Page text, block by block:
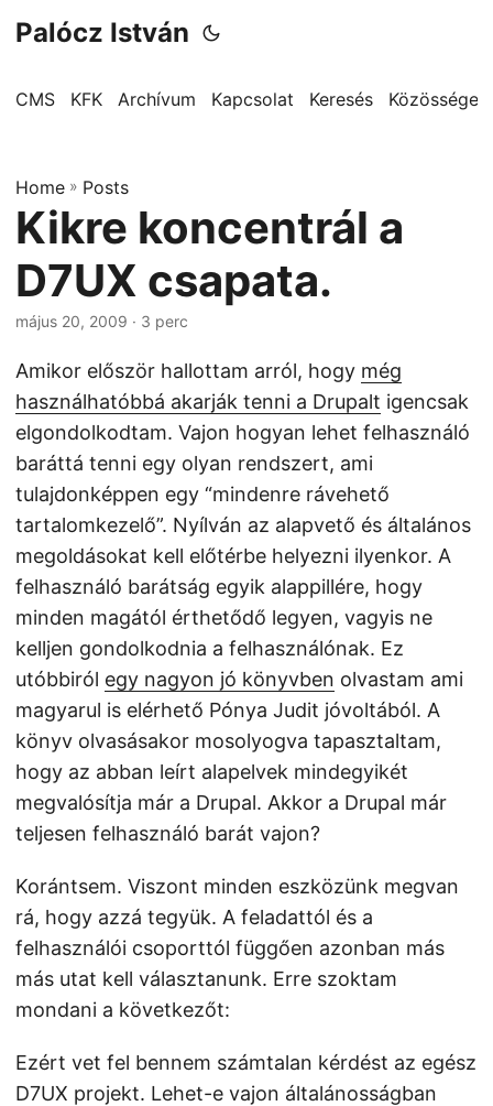
Palócz István
CMS KFK Archívum Kapcsolat Keresés Közösségek
Home » Posts
Kikre koncentrál a
D7UX csapata.
május 20, 2009 · 3 perc
Amikor először hallottam arról, hogy még
használhatóbbá akarják tenni a Drupalt igencsak
elgondolkodtam. Vajon hogyan lehet felhasználó
baráttá tenni egy olyan rendszert, ami
tulajdonképpen egy “mindenre rávehető
tartalomkezelő”. Nyílván az alapvető és általános
megoldásokat kell előtérbe helyezni ilyenkor. A
felhasználó barátság egyik alappillére, hogy
minden magától érthetődő legyen, vagyis ne
kelljen gondolkodnia a felhasználónak. Ez
utóbbiról egy nagyon jó könyvben olvastam ami
magyarul is elérhető Pónya Judit jóvoltából. A
könyv olvasásakor mosolyogva tapasztaltam,
hogy az abban leírt alapelvek mindegyikét
megvalósítja már a Drupal. Akkor a Drupal már
teljesen felhasználó barát vajon?
Korántsem. Viszont minden eszközünk megvan
rá, hogy azzá tegyük. A feladattól és a
felhasználói csoporttól függően azonban más
más utat kell választanunk. Erre szoktam
mondani a következőt:
Ezért vet fel bennem számtalan kérdést az egész
D7UX projekt. Lehet-e vajon általánosságban